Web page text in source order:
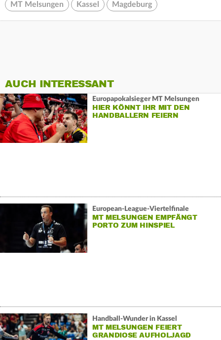
MT Melsungen Kassel Magdeburg
AUCH INTERESSANT
Europapokalsieger MT Melsungen
HIER KÖNNT IHR MIT DEN
HANDBALLERN FEIERN
European-League-Viertelfinale
MT MELSUNGEN EMPFÄNGT
PORTO ZUM HINSPIEL
Handball-Wunder in Kassel
MT MELSUNGEN FEIERT
GRANDIOSE AUFHOLJAGD